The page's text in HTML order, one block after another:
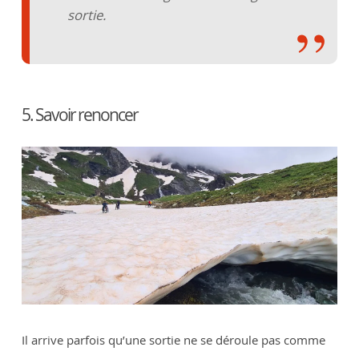
sortie.
5. Savoir renoncer
Il arrive parfois qu’une sortie ne se déroule pas comme